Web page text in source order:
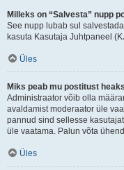
Milleks on “Salvesta” nupp
See nupp lubab sul
kasuta Kasutaja Juhtpaneel
Üles
Miks peab mu postitust
Administraator võib olla
avaldamist moderaator üle
pannud sind sellesse
üle vaatama. Palun võta
Üles